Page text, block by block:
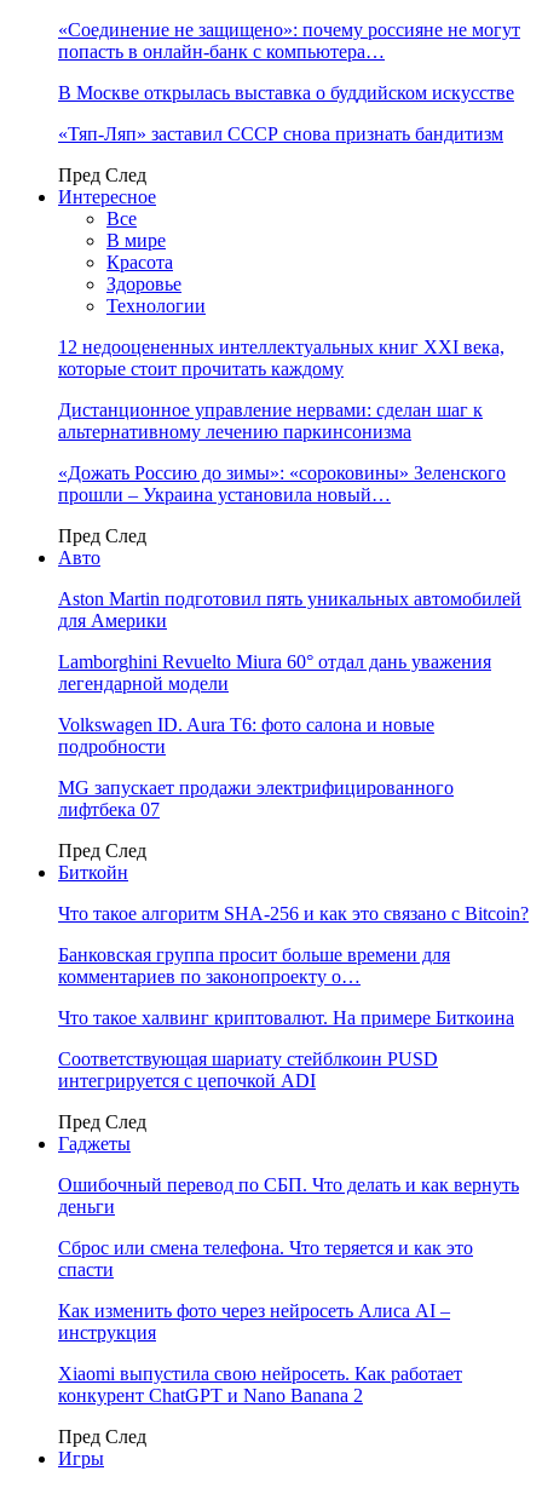
«Соединение не защищено»: почему россияне не могут
попасть в онлайн-банк с компьютера…
В Москве открылась выставка о буддийском искусстве
«Тяп-Ляп» заставил СССР снова признать бандитизм
Пред След
Интересное
Все
В мире
Красота
Здоровье
Технологии
12 недооцененных интеллектуальных книг XXI века,
которые стоит прочитать каждому
Дистанционное управление нервами: сделан шаг к
альтернативному лечению паркинсонизма
«Дожать Россию до зимы»: «сороковины» Зеленского
прошли – Украина установила новый…
Пред След
Авто
Aston Martin подготовил пять уникальных автомобилей
для Америки
Lamborghini Revuelto Miura 60° отдал дань уважения
легендарной модели
Volkswagen ID. Aura T6: фото салона и новые
подробности
MG запускает продажи электрифицированного
лифтбека 07
Пред След
Биткойн
Что такое алгоритм SHA-256 и как это связано с Bitcoin?
Банковская группа просит больше времени для
комментариев по законопроекту о…
Что такое халвинг криптовалют. На примере Биткоина
Соответствующая шариату стейблкоин PUSD
интегрируется с цепочкой ADI
Пред След
Гаджеты
Ошибочный перевод по СБП. Что делать и как вернуть
деньги
Сброс или смена телефона. Что теряется и как это
спасти
Как изменить фото через нейросеть Алиса AI –
инструкция
Xiaomi выпустила свою нейросеть. Как работает
конкурент ChatGPT и Nano Banana 2
Пред След
Игры